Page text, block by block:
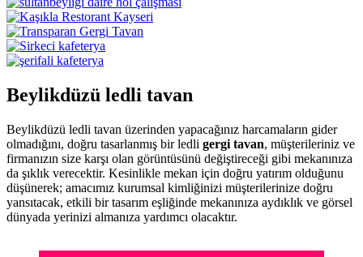
Beylikdüzü ledli tavan
Beylikdüzü ledli tavan üzerinden yapacağınız harcamaların gider
olmadığını, doğru tasarlanmış bir ledli gergi tavan, müşterileriniz ve
firmanızın size karşı olan görüntüsünü değiştireceği gibi mekanınıza
da şıklık verecektir. Kesinlikle mekan için doğru yatırım olduğunu
düşünerek; amacımız kurumsal kimliğinizi müşterilerinize doğru
yansıtacak, etkili bir tasarım eşliğinde mekanınıza aydıklık ve görsel
dünyada yerinizi almanıza yardımcı olacaktır.